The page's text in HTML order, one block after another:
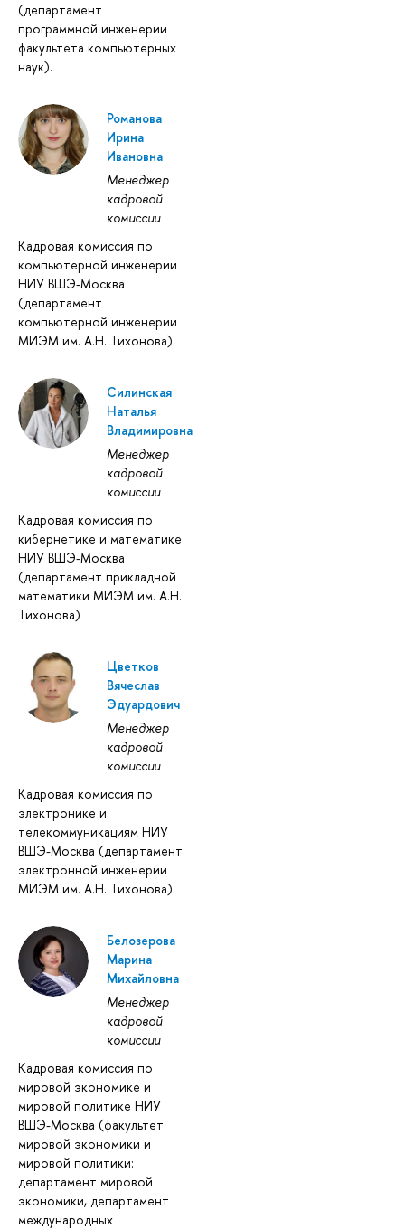
(департамент
программной инженерии
факультета компьютерных
наук).
Романова
Ирина
Ивановна
Менеджер
кадровой
комиссии
Кадровая комиссия по
компьютерной инженерии
НИУ ВШЭ-Москва
(департамент
компьютерной инженерии
МИЭМ им. А.Н. Тихонова)
Силинская
Наталья
Владимировна
Менеджер
кадровой
комиссии
Кадровая комиссия по
кибернетике и математике
НИУ ВШЭ-Москва
(департамент прикладной
математики МИЭМ им. А.Н.
Тихонова)
Цветков
Вячеслав
Эдуардович
Менеджер
кадровой
комиссии
Кадровая комиссия по
электронике и
телекоммуникациям НИУ
ВШЭ-Москва (департамент
электронной инженерии
МИЭМ им. А.Н. Тихонова)
Белозерова
Марина
Михайловна
Менеджер
кадровой
комиссии
Кадровая комиссия по
мировой экономике и
мировой политике НИУ
ВШЭ-Москва (факультет
мировой экономики и
мировой политики:
департамент мировой
экономики, департамент
международных